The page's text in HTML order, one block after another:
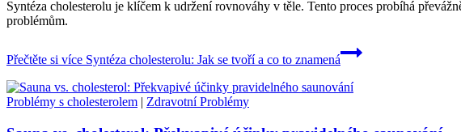
Syntéza cholesterolu je klíčem k udržení rovnováhy v těle. Tento proces probíhá
problémům.
Přečtěte si více Syntéza cholesterolu: Jak se tvoří a co to znamená
Problémy s cholesterolem | Zdravotní Problémy